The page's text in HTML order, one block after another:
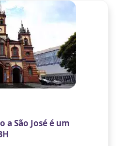
a São José é um